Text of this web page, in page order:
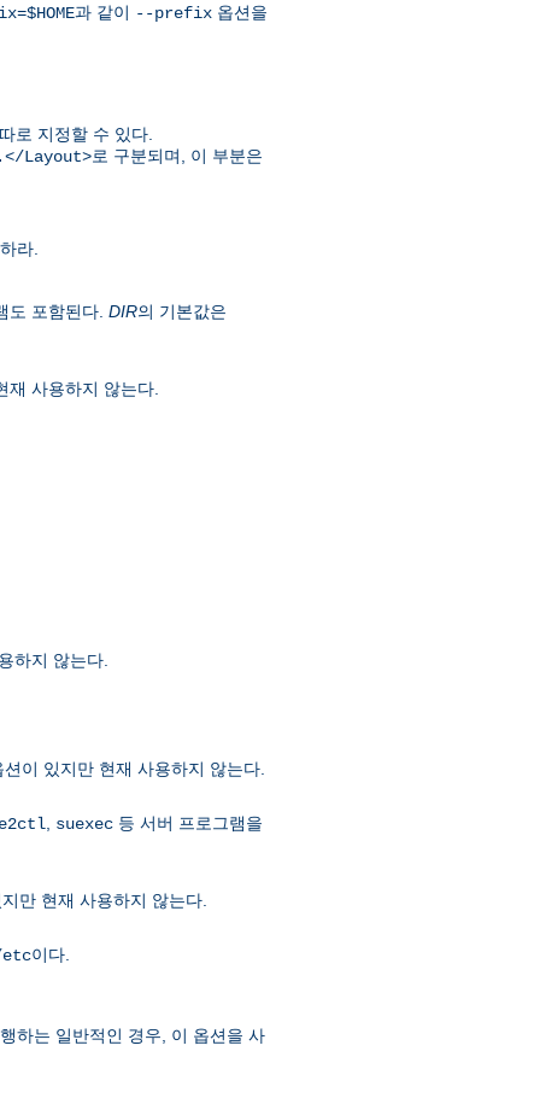
과 같이 --prefix 옵션을
로 지정할 수 있다.
Layout>로 구분되며, 이 부분은
라.
도 포함된다. DIR의 기본값은
재 사용하지 않는다.
하지 않는다.
이 있지만 현재 사용하지 않는다.
suexec 등 서버 프로그램을
만 현재 사용하지 않는다.
이다.
하는 일반적인 경우, 이 옵션을 사